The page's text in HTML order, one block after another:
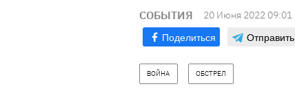
СОБЫТИЯ 20 Июня 2022 09:01
Поделиться Отправить
ВОЙНА ОБСТРЕЛ